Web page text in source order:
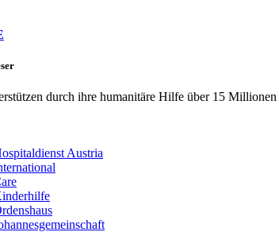
durch ihre humanitäre Hilfe über 15
Austria